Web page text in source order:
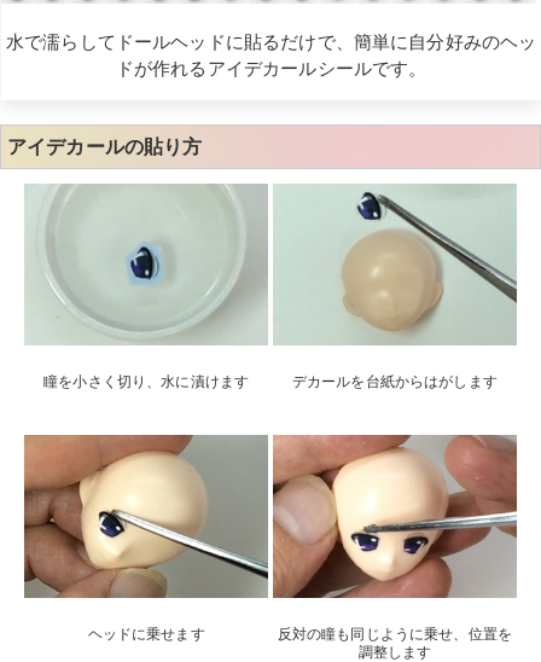
水で濡らしてドールヘッドに貼るだけで、簡単に自分好みのヘッ
ドが作れるアイデカールシールです。
アイデカールの貼り方
瞳を小さく切り、水に漬けます デカールを台紙からはがします
ヘッドに乗せます
反対の瞳も同じように乗せ、位置を
調整します